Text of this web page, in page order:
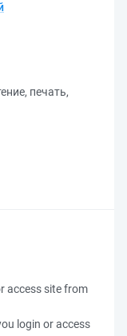
печать,
access site from
login or access